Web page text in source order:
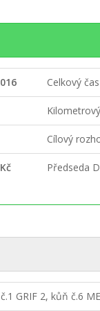
Celkový
Cílový
Předseda
GRIF 2, kůň č.6